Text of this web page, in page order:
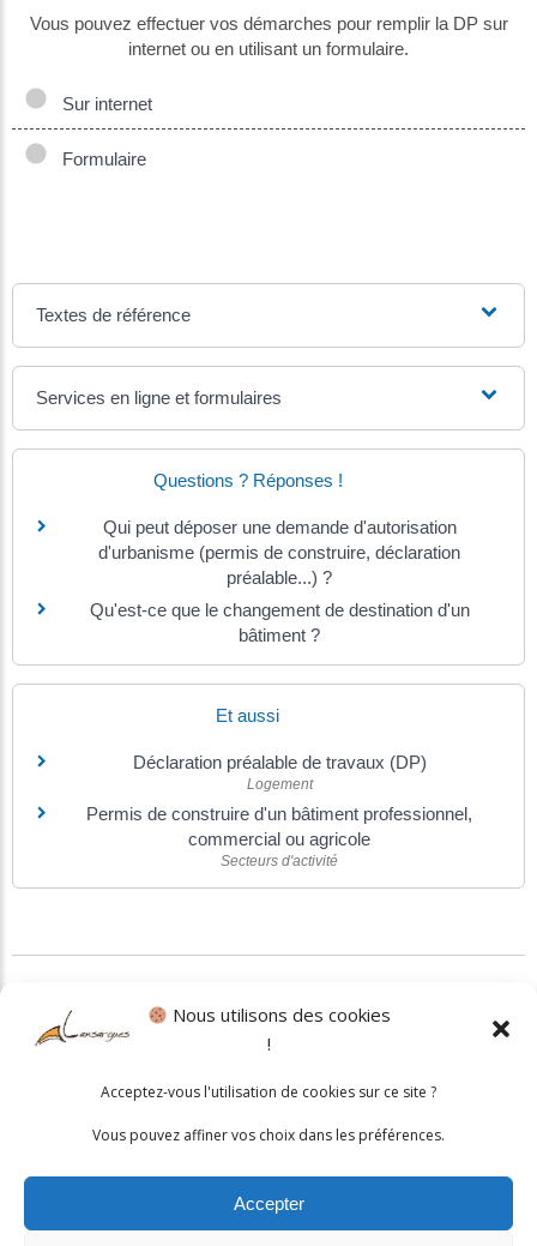
Nous utilisons des cookies
!
Acceptez-vous l'utilisation de cookies sur ce site ?
Vous pouvez affiner vos choix dans les préférences.
Accepter
Vous pouvez effectuer vos démarches pour remplir la DP sur
internet ou en utilisant un formulaire.
Sur internet
Formulaire
Textes de référence
Services en ligne et formulaires
Questions ? Réponses !
Qui peut déposer une demande d'autorisation
d'urbanisme (permis de construire, déclaration
préalable...) ?
Qu'est-ce que le changement de destination d'un
bâtiment ?
Et aussi
Déclaration préalable de travaux (DP)
Logement
Permis de construire d'un bâtiment professionnel,
commercial ou agricole
Secteurs d'activité
Politique cookies•Mentions légales